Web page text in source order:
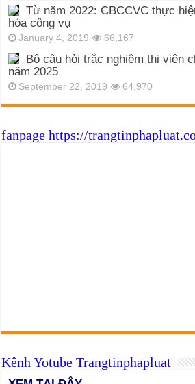
Từ năm 2022: CBCCVC thực
hóa công vụ
January 4, 2019 66,167
Bộ câu hỏi trắc nghiệm thi viên
năm 2025
September 22, 2019 64,970
fanpage https://
Kênh Yotube Trangtinphapluat